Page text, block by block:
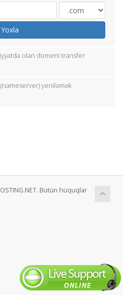
Yoxla
olan domeni transfer
yeniləmək
Bütün hüquqlar